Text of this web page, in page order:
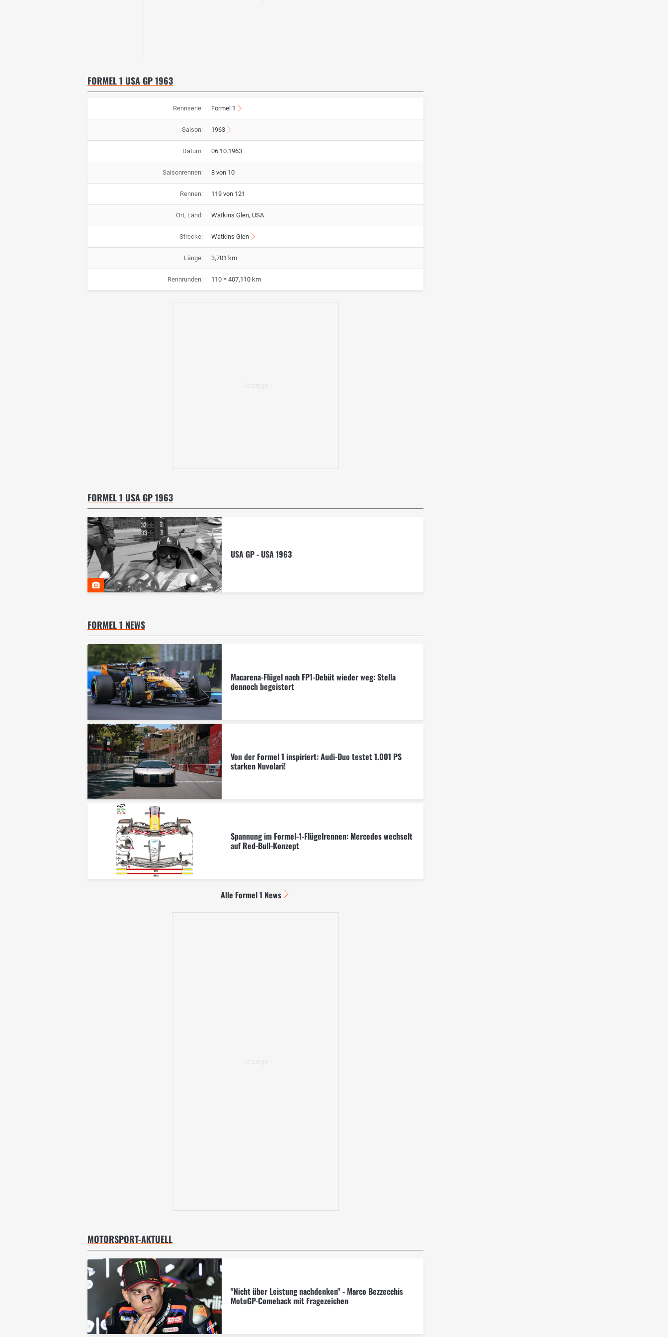
FORMEL 1 USA GP 1963
Rennserie: Formel 1
Saison: 1963
Datum: 06.10.1963
Saisonrennen: 8 von 10
Rennen: 119 von 121
Ort, Land: Watkins Glen, USA
Strecke: Watkins Glen
Länge: 3,701 km
Rennrunden: 110 = 407,110 km
FORMEL 1 USA GP 1963
USA GP - USA 1963
FORMEL 1 NEWS
Macarena-Flügel nach FP1-Debüt wieder weg: Stella
dennoch begeistert
Von der Formel 1 inspiriert: Audi-Duo testet 1.001 PS
starken Nuvolari!
Spannung im Formel-1-Flügelrennen: Mercedes wechselt
auf Red-Bull-Konzept
Alle Formel 1 News
MOTORSPORT-AKTUELL
"Nicht über Leistung nachdenken" - Marco Bezzecchis
MotoGP-Comeback mit Fragezeichen